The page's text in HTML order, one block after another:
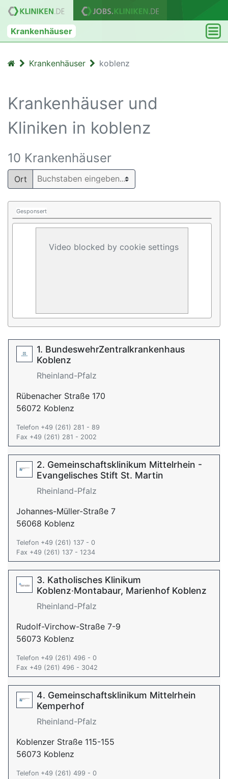
Krankenhäuser
Krankenhäuser koblenz
Krankenhäuser und
Kliniken in koblenz
10 Krankenhäuser
Ort
Gesponsert
Video blocked by cookie settings
1. BundeswehrZentralkrankenhaus
Koblenz
Rheinland-Pfalz
Rübenacher Straße 170
56072 Koblenz
Telefon +49 (261) 281 - 89
Fax +49 (261) 281 - 2002
2. Gemeinschaftsklinikum Mittelrhein -
Evangelisches Stift St. Martin
Rheinland-Pfalz
Johannes-Müller-Straße 7
56068 Koblenz
Telefon +49 (261) 137 - 0
Fax +49 (261) 137 - 1234
3. Katholisches Klinikum
Koblenz·Montabaur, Marienhof Koblenz
Rheinland-Pfalz
Rudolf-Virchow-Straße 7-9
56073 Koblenz
Telefon +49 (261) 496 - 0
Fax +49 (261) 496 - 3042
4. Gemeinschaftsklinikum Mittelrhein
Kemperhof
Rheinland-Pfalz
Koblenzer Straße 115-155
56073 Koblenz
Telefon +49 (261) 499 - 0